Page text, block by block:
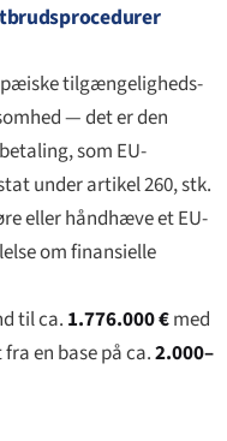
tilgængeligheds-
— det er den
som EU-
under artikel 260, stk.
eller håndhæve et EU-
om finansielle
til ca. 1.776.000 €med
en base på ca.2.000–